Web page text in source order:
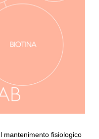
mantenimento fisiologico